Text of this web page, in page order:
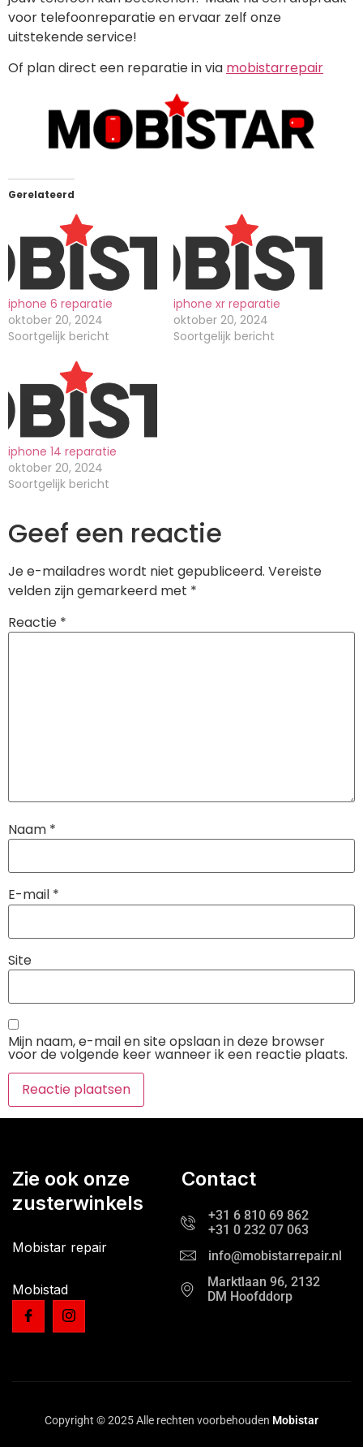
voor telefoonreparatie en ervaar zelf onze
uitstekende service!
Of plan direct een reparatie in via mobistarrepair
Gerelateerd
iphone 6 reparatie
oktober 20, 2024
Soortgelijk bericht
iphone xr reparatie
oktober 20, 2024
Soortgelijk bericht
iphone 14 reparatie
oktober 20, 2024
Soortgelijk bericht
Geef een reactie
Je e-mailadres wordt niet gepubliceerd. Vereiste
velden zijn gemarkeerd met *
Reactie *
Naam *
E-mail *
Site
Mijn naam, e-mail en site opslaan in deze browser
voor de volgende keer wanneer ik een reactie plaats.
Zie ook onze
zusterwinkels
Mobistar repair
Mobistad
Contact
+31 6 810 69 862
+31 0 232 07 063
info@mobistarrepair.nl
Marktlaan 96, 2132
DM Hoofddorp
Copyright © 2025 Alle rechten voorbehouden Mobistar